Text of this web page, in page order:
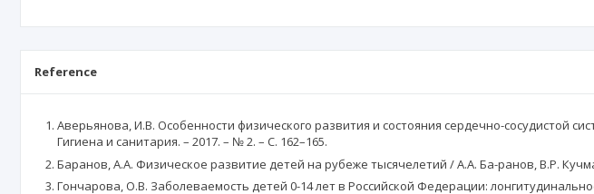
Reference
Аверьянова, И.В. Особенности физического развития и состояния сердечно-сосудистой
Гигиена и санитария. – 2017. – № 2. – С. 162–165.
Баранов, А.А. Физическое развитие детей на рубеже тысячелетий / А.А. Ба-ранов, В.Р.
Гончарова, О.В. Заболеваемость детей 0-14 лет в Российской Федерации: